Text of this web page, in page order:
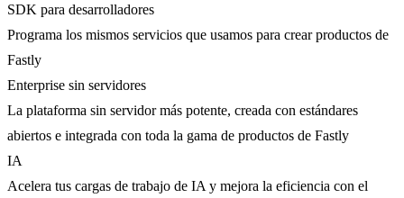
SDK para desarrolladores
Programa los mismos servicios que usamos para crear productos de
Fastly
Enterprise sin servidores
La plataforma sin servidor más potente, creada con estándares
abiertos e integrada con toda la gama de productos de Fastly
IA
Acelera tus cargas de trabajo de IA y mejora la eficiencia con el